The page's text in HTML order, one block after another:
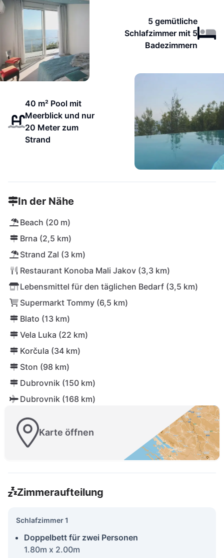
5 gemütliche
Schlafzimmer mit 5
Badezimmern
40 m² Pool mit
Meerblick und nur
20 Meter zum
Strand
In der Nähe
Beach (20 m)
Brna (2,5 km)
Strand Zal (3 km)
Restaurant Konoba Mali Jakov (3,3 km)
Lebensmittel für den täglichen Bedarf (3,5 km)
Supermarkt Tommy (6,5 km)
Blato (13 km)
Vela Luka (22 km)
Korčula (34 km)
Ston (98 km)
Dubrovnik (150 km)
Dubrovnik (168 km)
Karte öffnen
Zimmeraufteilung
Schlafzimmer 1
Doppelbett für zwei Personen
1.80m x 2.00m